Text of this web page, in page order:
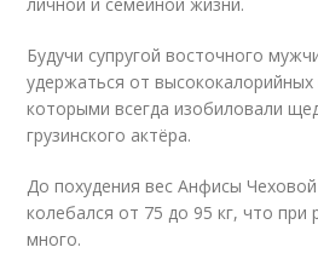
Будучи супругой восточного
удержаться от
которыми всегда изобиловали
грузинского актёра.
До похудения вес Анфисы
колебался от 75 до 95 кг, что при
много.